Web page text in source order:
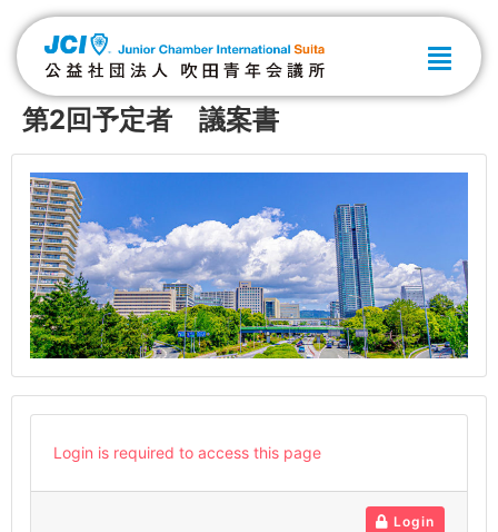
第2回予定者 議案書
Login is required to access this page
Login